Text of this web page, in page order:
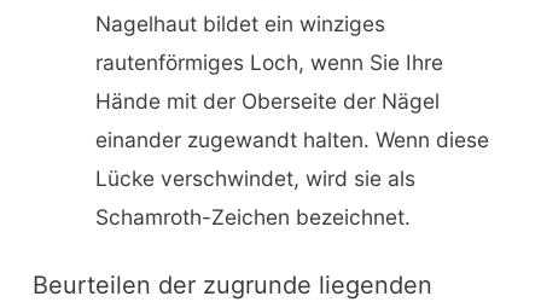
Nagelhaut bildet ein winziges
rautenförmiges Loch, wenn Sie Ihre
Hände mit der Oberseite der Nägel
einander zugewandt halten. Wenn diese
Lücke verschwindet, wird sie als
Schamroth-Zeichen bezeichnet.
Beurteilen der zugrunde liegenden